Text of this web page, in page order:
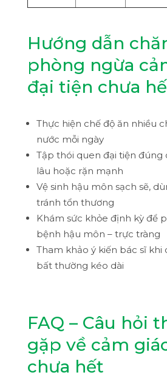
Hướng dẫn
phòng ngừa
đại tiện chưa
Thực hiện chế độ ăn nhiều
nước mỗi ngày
Tập thói quen đại tiện đúng
lâu hoặc rặn mạnh
Vệ sinh hậu môn sạch sẽ,
tránh tổn thương
Khám sức khỏe định kỳ để
bệnh hậu môn – trực tràng
Tham khảo ý kiến bác sĩ khi
bất thường kéo dài
FAQ – Câu hỏi
gặp về cảm
chưa hết